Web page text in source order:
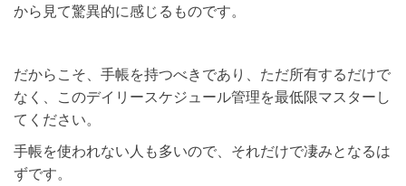
から見て驚異的に感じるものです。
だからこそ、手帳を持つべきであり、ただ所有するだけで
なく、このデイリースケジュール管理を最低限マスターし
てください。
手帳を使われない人も多いので、それだけで凄みとなるは
ずです。